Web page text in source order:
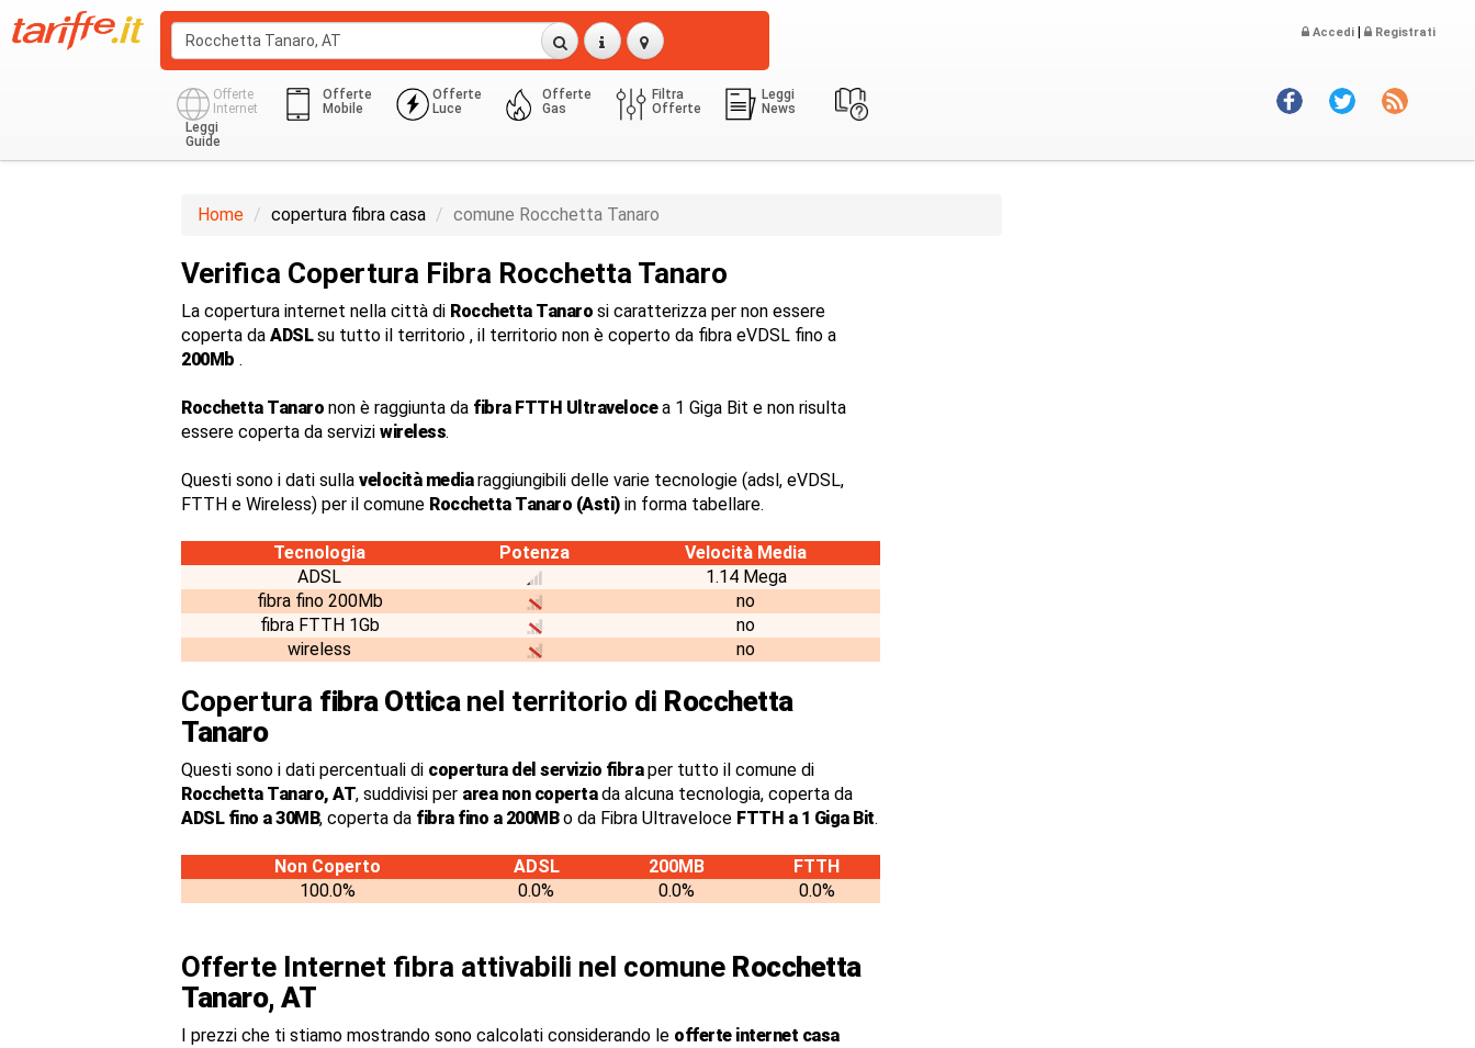
Accedi | Registrati
Offerte
Internet
Offerte
Mobile
Offerte
Luce
Offerte
Gas
Filtra
Offerte
Leggi
News
Leggi
Guide
Home copertura fibra casa comune Rocchetta Tanaro
Verifica Copertura Fibra Rocchetta Tanaro
La copertura internet nella città di Rocchetta Tanaro si caratterizza per non essere
coperta da ADSLsu tutto il territorio , il territorio non è coperto da fibra eVDSL fino a
200Mb .
Rocchetta Tanaro non è raggiunta da fibra FTTH Ultravelocea 1 Giga Bit e non risulta
essere coperta da servizi wireless.
Questi sono i dati sulla velocità mediaraggiungibili delle varie tecnologie (adsl, eVDSL,
FTTH e Wireless) per il comune Rocchetta Tanaro (Asti)in forma tabellare.
Tecnologia Potenza
Velocità Media
ADSL
1.14 Mega
fibra fino 200Mb
no
fibra FTTH 1Gb
no
wireless
no
Copertura fibra Otticanel territorio di Rocchetta
Tanaro
Questi sono i dati percentuali di copertura del servizio fibraper tutto il comune di
Rocchetta Tanaro, AT, suddivisi per area non copertada alcuna tecnologia, coperta da
ADSL fino a 30MB, coperta da fibra fino a 200MBo da Fibra Ultraveloce FTTH a 1 Giga Bit.
Non Coperto ADSL 200MB
FTTH
100.0%
0.0% 0.0% 0.0%
Offerte Internet fibra attivabili nel comune Rocchetta
Tanaro, AT
I prezzi che ti stiamo mostrando sono calcolati considerando le offerte internet casa